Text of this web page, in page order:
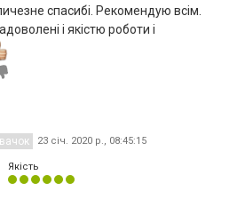
спасибі. Рекомендую всім.
і якістю роботи і
23 січ. 2020 р., 08:45:15
Якість